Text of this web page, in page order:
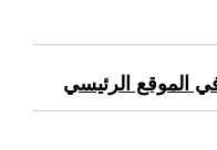
الموقع الرئيسي